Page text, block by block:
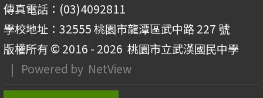
傳真電話：(03)4092811
學校地址：32555 桃園市龍潭區武中路 227 號
版權所有 © 2016 - 2026 桃園市立武漢國民中學
| Powered by NetView